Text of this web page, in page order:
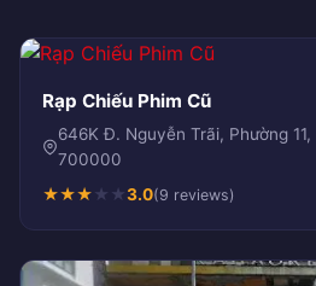
Rạp Chiếu Phim Cũ
646K Đ. Nguyễn Trãi, Phường
700000
★★★★ ★3.0(9 reviews)